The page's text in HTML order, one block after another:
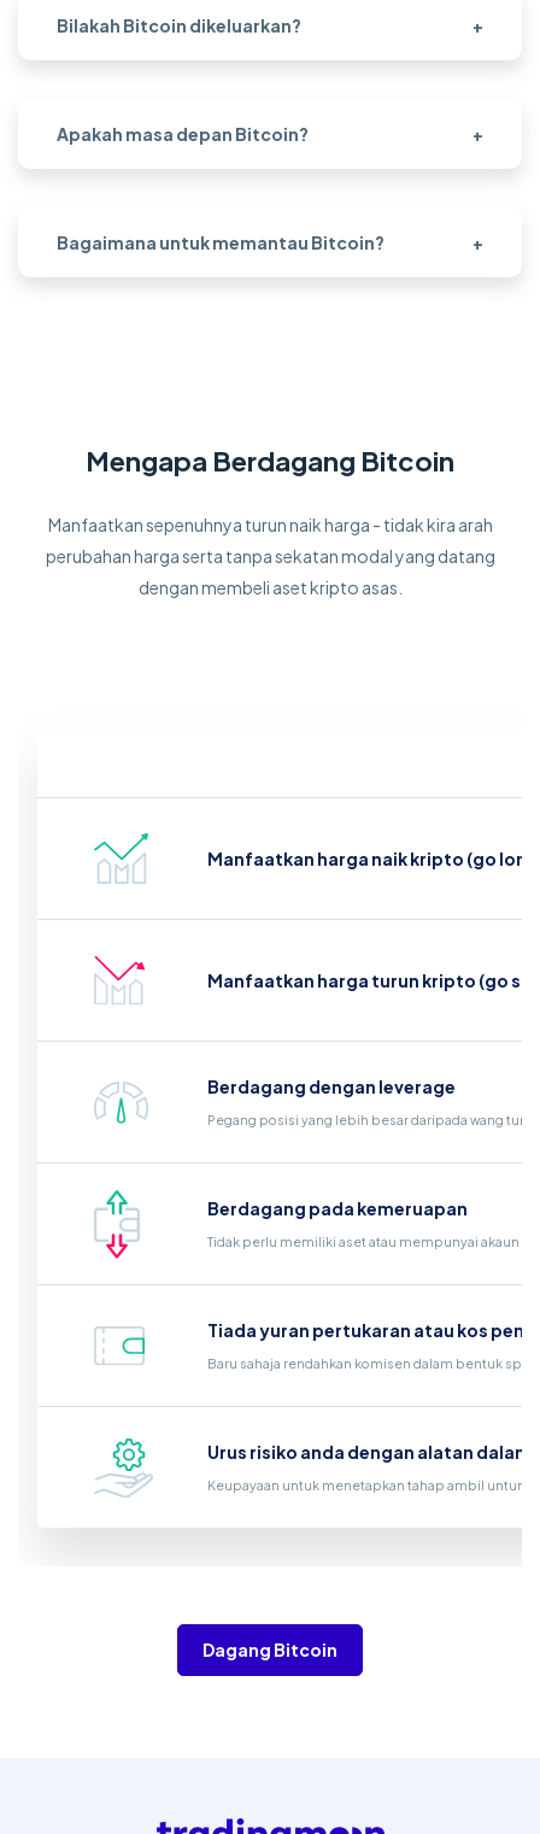
Bilakah Bitcoin dikeluarkan? +
Apakah masa depan Bitcoin? +
Bagaimana untuk memantau Bitcoin? +
Mengapa Berdagang Bitcoin
Manfaatkan sepenuhnya turun naik harga - tidak kira arah
perubahan harga serta tanpa sekatan modal yang datang
dengan membeli aset kripto asas.
Manfaatkan harga naik kripto (go
Manfaatkan harga turun kripto (go
Berdagang dengan leverage
Pegang posisi yang lebih besar daripada wang
Berdagang pada kemeruapan
Tidak perlu memiliki aset atau mempunyai akaun
Tiada yuran pertukaran atau kos
Baru sahaja rendahkan komisen dalam bentuk
Urus risiko anda dengan alatan
Keupayaan untuk menetapkan tahap ambil untung
Dagang Bitcoin